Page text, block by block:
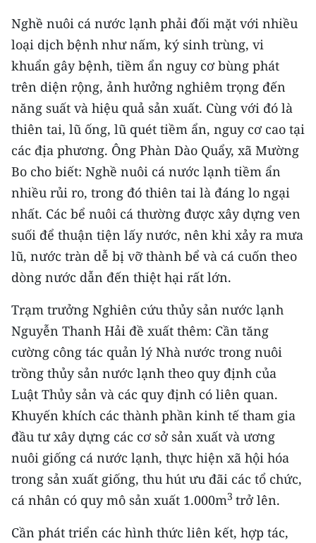
Nghề nuôi cá nước lạnh phải đối mặt với nhiều
loại dịch bệnh như nấm, ký sinh trùng, vi
khuẩn gây bệnh, tiềm ẩn nguy cơ bùng phát
trên diện rộng, ảnh hưởng nghiêm trọng đến
năng suất và hiệu quả sản xuất. Cùng với đó là
thiên tai, lũ ống, lũ quét tiềm ẩn, nguy cơ cao tại
các địa phương. Ông Phàn Dào Quẩy, xã Mường
Bo cho biết: Nghề nuôi cá nước lạnh tiềm ẩn
nhiều rủi ro, trong đó thiên tai là đáng lo ngại
nhất. Các bể nuôi cá thường được xây dựng ven
suối để thuận tiện lấy nước, nên khi xảy ra mưa
lũ, nước tràn dễ bị vỡ thành bể và cá cuốn theo
dòng nước dẫn đến thiệt hại rất lớn.
Trạm trưởng Nghiên cứu thủy sản nước lạnh
Nguyễn Thanh Hải đề xuất thêm: Cần tăng
cường công tác quản lý Nhà nước trong nuôi
trồng thủy sản nước lạnh theo quy định của
Luật Thủy sản và các quy định có liên quan.
Khuyến khích các thành phần kinh tế tham gia
đầu tư xây dựng các cơ sở sản xuất và ương
nuôi giống cá nước lạnh, thực hiện xã hội hóa
trong sản xuất giống, thu hút ưu đãi các tổ chức,
cá nhân có quy mô sản xuất 1.000m3 trở lên.
Cần phát triển các hình thức liên kết, hợp tác,